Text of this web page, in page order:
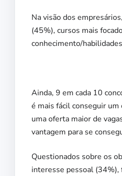
Na visão dos
(45%), cursos mais
conhecimento/
Ainda, 9 em cada 10
é mais fácil conseguir
uma oferta maior de
vantagem para se
Questionados sobre os
interesse pessoal